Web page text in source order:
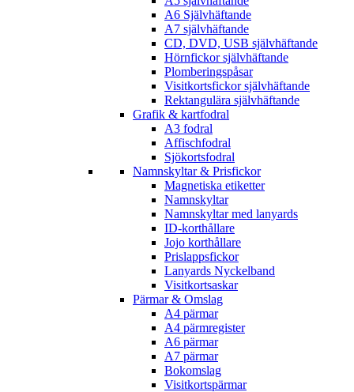
A6 Självhäftande
A7 självhäftande
CD, DVD, USB självhäftande
Hörnfickor självhäftande
Plomberingspåsar
Visitkortsfickor självhäftande
Rektangulära självhäftande
Grafik & kartfodral
A3 fodral
Affischfodral
Sjökortsfodral
Namnskyltar & Prisfickor
Magnetiska etiketter
Namnskyltar
Namnskyltar med lanyards
ID-korthållare
Jojo korthållare
Prislappsfickor
Lanyards Nyckelband
Visitkortsaskar
Pärmar & Omslag
A4 pärmar
A4 pärmregister
A6 pärmar
A7 pärmar
Bokomslag
Visitkortspärmar